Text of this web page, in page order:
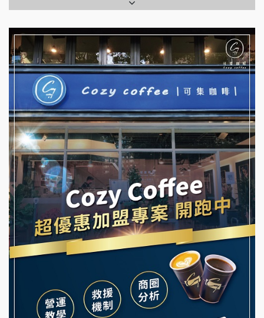
台灣G湯加盟說明會
彭富貴加盟說明會
NU PASTA義大利麵加盟說明會
潮鍋癮加盟說明會
蓁伙烤倆吃加盟說明會
霏等茶加盟說明會
早安山丘加盟說明會
冰封仙果加盟說明會
Ramble Café 漫步藍咖啡加盟說明會
微風亭鐵板燒加盟說明會
鮮茶道加盟說明會
拉亞漢堡加盟說明會
杜芳子古味茶鋪加盟說明會
優握握×酸奶大獅加盟說明會
冬城門加盟說明會
拾鑶火鍋加盟說明會
阿性情趣無人販售所加盟明會
龍涎居好湯加盟說明會
舒油頭加盟說明會
韓金量加盟說明會
Mr.Wish加盟說明會